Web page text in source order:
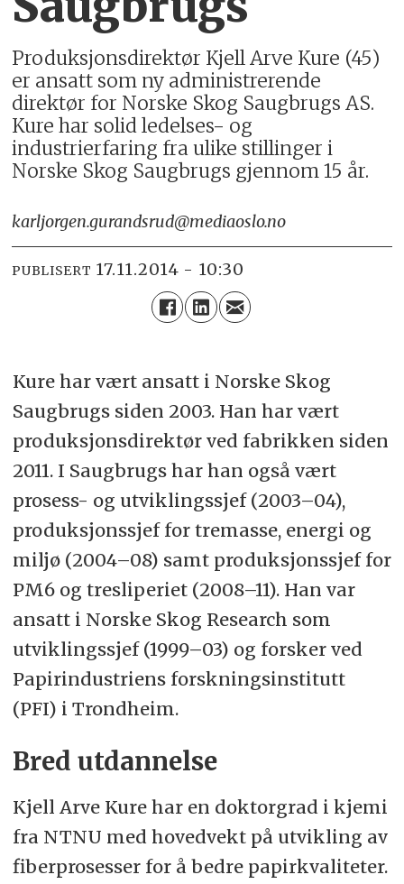
Produksjonsdirektør Kjell Arve Kure (45)
er ansatt som ny administrerende
direktør for Norske Skog Saugbrugs AS.
Kure har solid ledelses- og
industrierfaring fra ulike stillinger i
Norske Skog Saugbrugs gjennom 15 år.
karljorgen.gurandsrud@mediaoslo.no
PUBLISERT 17.11.2014 - 10:30
Kure har vært ansatt i Norske Skog
Saugbrugs siden 2003. Han har vært
produksjonsdirektør ved fabrikken siden
2011. I Saugbrugs har han også vært
prosess- og utviklingssjef (2003–04),
produksjonssjef for tremasse, energi og
miljø (2004–08) samt produksjonssjef for
PM6 og tresliperiet (2008–11). Han var
ansatt i Norske Skog Research som
utviklingssjef (1999–03) og forsker ved
Papirindustriens forskningsinstitutt
(PFI) i Trondheim.
Bred utdannelse
Kjell Arve Kure har en doktorgrad i kjemi
fra NTNU med hovedvekt på utvikling av
fiberprosesser for å bedre papirkvaliteter.